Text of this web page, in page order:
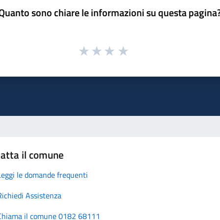
sono chiare le informazioni su questa
il comune
le domande frequenti
Assistenza
il comune 0182 68111